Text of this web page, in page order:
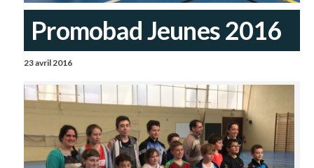
Promobad Jeunes 2016
23 avril 2016